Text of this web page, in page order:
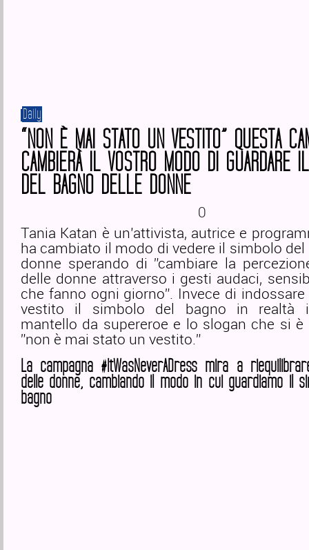
Daily
“NON È MAI STATO UN VESTITO” QUESTA
CAMBIERÀ IL VOSTRO MODO DI GUARDARE
DEL BAGNO DELLE DONNE
0
Tania Katan è un’attivista, autrice e
ha cambiato il modo di vedere il simbolo
donne sperando di ”cambiare la
delle donne attraverso i gesti audaci,
che fanno ogni giorno”. Invece di
vestito il simbolo del bagno in realtà
mantello da supereroe e lo slogan che si è
”non è mai stato un vestito.”
La campagna #ItWasNeverADress mira a
delle donne, cambiando il modo in cui guardiamo il
bagno